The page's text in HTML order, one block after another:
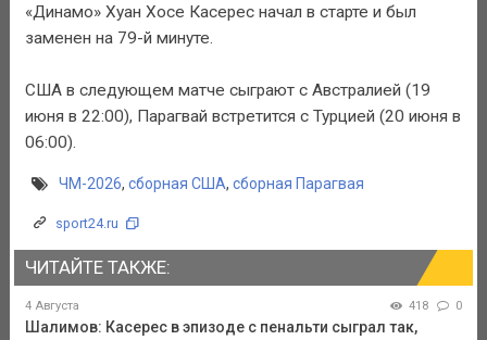
«Динамо» Хуан Хосе Касерес начал в старте и был
заменен на 79-й минуте.
США в следующем матче сыграют с Австралией (19
июня в 22:00), Парагвай встретится с Турцией (20 июня в
06:00).
ЧМ-2026, сборная США, сборная Парагвая
sport24.ru
ЧИТАЙТЕ ТАКЖЕ:
4 Августа 418 0
Шалимов: Касерес в эпизоде с пенальти сыграл так,